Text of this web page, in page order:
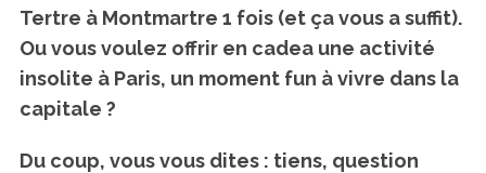
Tertre à Montmartre 1 fois (et ça vous a suffit).
Ou vous voulez offrir en cadea une activité
insolite à Paris, un moment fun à vivre dans la
capitale ?
Du coup, vous vous dites : tiens, question